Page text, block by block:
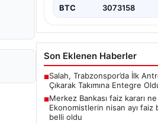
BTC 3073158
Son Eklenen Haberler
■Salah, Trabzonspor’da İlk
Çıkarak Takımına Entegre
■Merkez Bankası faiz kararı
Ekonomistlerin nisan ayı faiz
belli oldu